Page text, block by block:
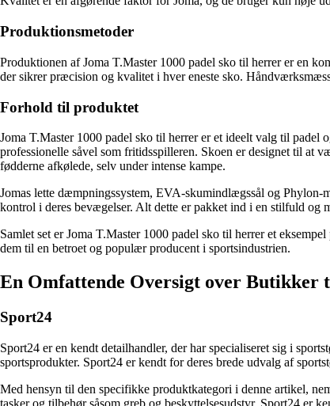
Produktionsmetoder
Produktionen af Joma T.Master 1000 padel sko til herrer er en
der sikrer præcision og kvalitet i hver eneste sko.
Forhold til produktet
Joma T.Master 1000 padel sko til herrer er et ideelt valg til padel
professionelle såvel som fritidsspilleren. Skoen er designet til at
fødderne afkølede, selv under intense kampe.
Jomas lette dæmpningssystem, EVA-skumindlægssål og
kontrol i deres bevægelser. Alt dette er pakket ind i en stilfuld og
Samlet set er Joma T.Master 1000 padel sko til herrer et
dem til en betroet og populær producent i sportsindustrien.
En Omfattende Oversigt over Butikker
Sport24
Sport24 er en kendt detailhandler, der har specialiseret sig i
sportsprodukter. Sport24 er kendt for deres brede udvalg af
Med hensyn til den specifikke produktkategori i denne artikel,
tasker og tilbehør såsom greb og beskyttelsesudstyr. Sport24 er